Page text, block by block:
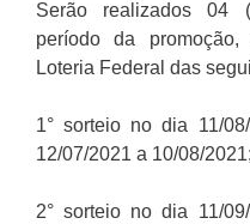
Serão realizados 04
período da
Loteria Federal das
1° sorteio no dia 11/
12/07/2021 a 10/08/2021;
2° sorteio no dia 11/